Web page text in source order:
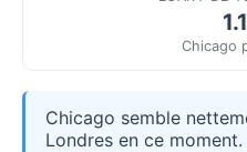
Chicago
Chicago semble
Londres en ce moment.